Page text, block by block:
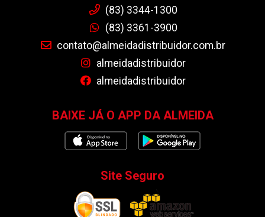
(83) 3344-1300
(83) 3361-3900
contato@almeidadistribuidor.com.br
almeidadistribuidor
almeidadistribuidor
BAIXE JÁ O APP DA ALMEIDA
Site Seguro